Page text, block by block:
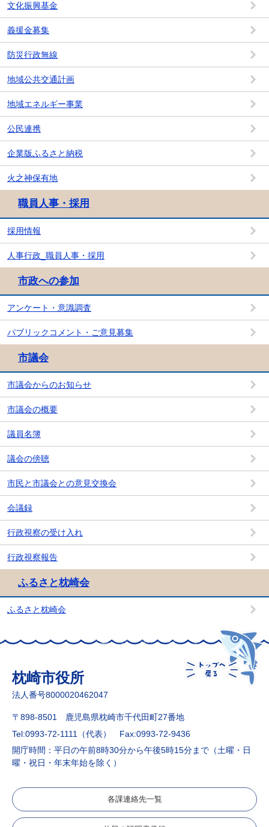
文化振興基金
義援金募集
防災行政無線
地域公共交通計画
地域エネルギー事業
公民連携
企業版ふるさと納税
火之神保有地
職員人事・採用
採用情報
人事行政_職員人事・採用
市政への参加
アンケート・意識調査
パブリックコメント・ご意見募集
市議会
市議会からのお知らせ
市議会の概要
議員名簿
議会の傍聴
市民と市議会との意見交換会
会議録
行政視察の受け入れ
行政視察報告
ふるさと枕崎会
ふるさと枕崎会
枕崎市役所
法人番号8000020462047
〒898-8501 鹿児島県枕崎市千代田町27番地
Tel:0993-72-1111（代表）
Fax:0993-72-9436
開庁時間：平日の午前8時30分から午後5時15分まで（土曜・日
曜・祝日・年末年始を除く）
各課連絡先一覧